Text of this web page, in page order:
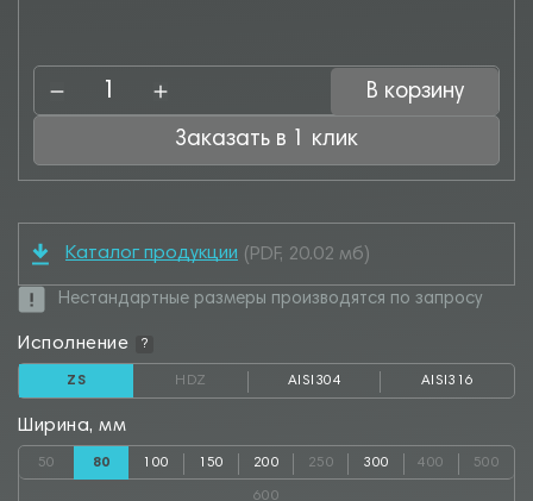
В корзину
Заказать в 1 клик
Каталог продукции (PDF, 20.02 мб)
Нестандартные размеры производятся по запросу
Исполнение ?
ZS HDZ AISI304 AISI316
Ширина, мм
50 80 100 150 200 250 300 400 500
600